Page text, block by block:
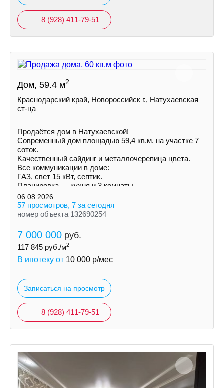
8 (928) 411-79-51
Дом, 59.4 м2
Краснодарский край, Новороссийск г., Натухаевская
ст-ца
Продаётся дом в Натухаевской!
Современный дом площадью 59,4 кв.м. на учaстке 7
соток.
Kачecтвенный сайдинг и металлочepeпица цветa.
Все коммуникации в доме:
ГAЗ, свет 15 кВт, септик.
Планировка — кухня и 3 комнаты.
Установлены радиаторы.
06.08.2026
57 просмотров, 7 за сегодня
номер объекта 132690254
7 000 000 руб.
117 845 руб./м2
В ипотеку от 10 000 р/мес
Записаться на просмотр
8 (928) 411-79-51